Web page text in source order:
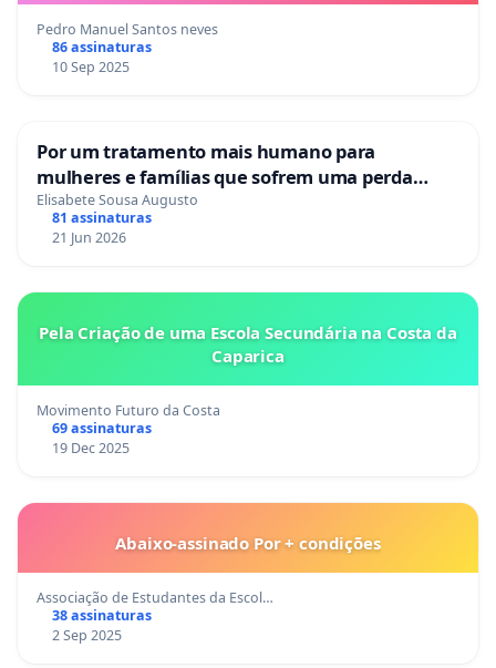
Pedro Manuel Santos neves
86 assinaturas
10 Sep 2025
Por um tratamento mais humano para
mulheres e famílias que sofrem uma perda
gestacional nos hospitais portugueses
Elisabete Sousa Augusto
81 assinaturas
21 Jun 2026
Pela Criação de uma Escola Secundária na Costa da
Caparica
Movimento Futuro da Costa
69 assinaturas
19 Dec 2025
Abaixo-assinado Por + condições
Associação de Estudantes da Escol…
38 assinaturas
2 Sep 2025